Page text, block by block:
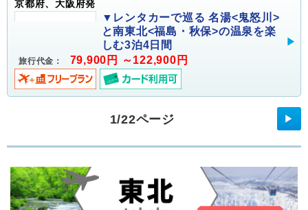
京都府、大阪府発
▼レンタカーで巡る 名湯<鬼怒川>
と南東北<福島・秋保>の温泉を楽
しむ3泊4日間
旅行代金： 79,900円 ～122,900円
1/22ページ ▶